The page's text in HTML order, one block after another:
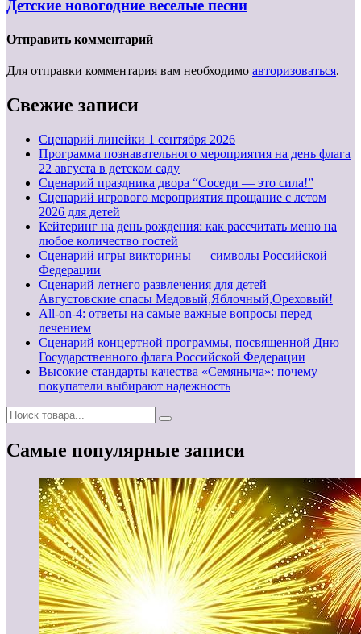
Детские новогодние веселые песни
Отправить комментарий
Для отправки комментария вам необходимо авторизоваться.
Свежие записи
Cценарий линейки 1 сентября 2026
Программа познавательного мероприятия на день флага
22 августа в детском саду
Сценарий праздника двора “Соседи — это сила!”
Сценарий игрового мероприятия прощание с летом
2026 для детей
Кейтеринг на день рождения: как рассчитать меню на
любое количество гостей
Сценарий игры викторины — символы Российской
Федерации
Сценарий летнего развлечения для детей —
Августовские спасы Медовый,Яблочный,Ореховый!
All-on-4: ответы на самые важные вопросы перед
лечением
Сценарий концертной программы, посвященной Дню
Государственного флага Российской Федерации
Высокие стандарты качества «Семяныча»: почему
покупатели выбирают надежность
Самые популярные записи